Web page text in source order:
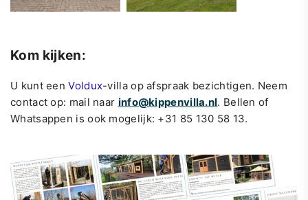
Kom kijken:
U kunt eenVoldux-villa op afspraak bezichtigen. Neem
contact op: mail naar info@kippenvilla.nl. Bellen of
Whatsappen is ook mogelijk: +31 85 130 58 13.